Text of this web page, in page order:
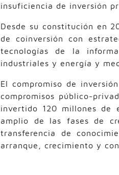
insuficiencia de inversión
Desde su constitución en
de coinversión con
tecnologías de la
industriales y energía y
El compromiso de
compromisos público-
invertido 120 millones de
amplio de las fases de
transferencia de
arranque, crecimiento y